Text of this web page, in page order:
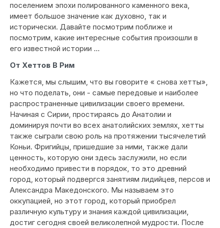
поселением эпохи полированного каменного века,
имеет большое значение как духовно, так и
исторически. Давайте посмотрим поближе и
посмотрим, какие интересные события произошли в
его известной истории ...
От Хеттов В Рим
Кажется, мы слышим, что вы говорите « снова хетты»,
но что поделать, они - самые передовые и наиболее
распространенные цивилизации своего времени.
Начиная с Сирии, простираясь до Анатолии и
доминируя почти во всех анатолийских землях, хетты
также сыграли свою роль на протяжении тысячелетий
Коньи. Фригийцы, пришедшие за ними, также дали
ценность, которую они здесь заслужили, но если
необходимо привести в порядок, то это древний
город, который подвергся занятиям лидийцев, персов и
Александра Македонского. Мы называем это
оккупацией, но этот город, который приобрел
различную культуру и знания каждой цивилизации,
достиг сегодня своей великолепной мудрости. После